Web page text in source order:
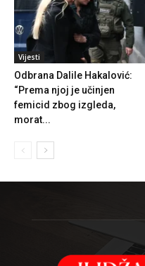
Vijesti
Odbrana Dalile Hakalović:
“Prema njoj je učinjen
femicid zbog izgleda,
morat...